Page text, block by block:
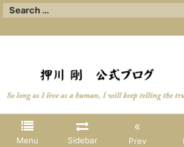
Menu Sidebar
«
Prev